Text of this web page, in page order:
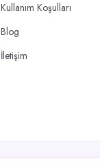
Kullanım Koşulları
Blog
İletişim